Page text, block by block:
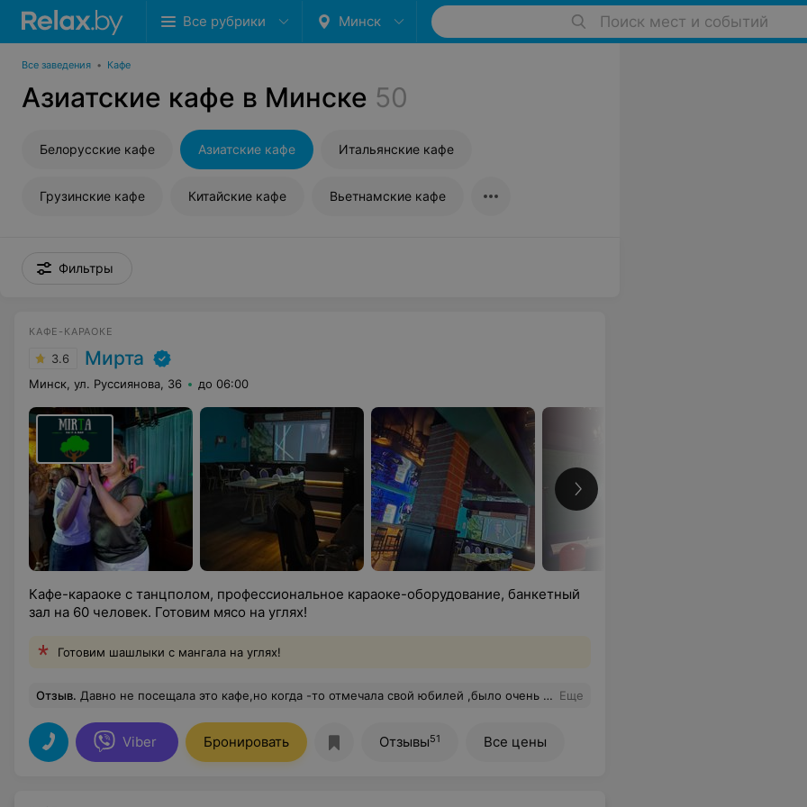
Все рубрики Минск Поиск мест и событий
Все заведения • Кафе
Азиатские кафе в Минске 50
Белорусские кафе Азиатские кафе Итальянские кафе
Грузинские кафе Китайские кафе Вьетнамские кафе
Фильтры
КАФЕ-КАРАОКЕ
3.6 Мирта
Минск, ул. Руссиянова, 36 до 06:00
Кафе-караоке с танцполом, профессиональное караоке-оборудование, банкетный
зал на 60 человек. Готовим мясо на углях!
Готовим шашлыки с мангала на углях!
Отзыв. Давно не посещала это кафе,но когда -то отмечала свой юбилей ,было очень достойно и весело.Музыка была супер.Надо посетить ,тогда дополню отзыв. Еще
Viber Бронировать Отзывы51 Все цены